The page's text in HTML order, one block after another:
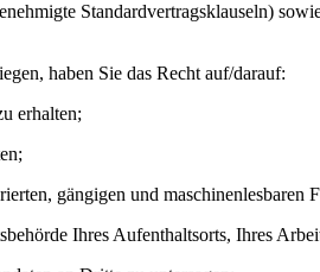
Standardvertragsklauseln)
haben Sie das Recht auf/darauf:
erhalten;
gängigen und maschinenlesbaren
Ihres Aufenthaltsorts, Ihres